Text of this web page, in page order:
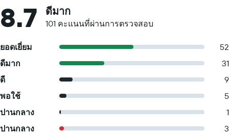
8.7 ดีมาก
101 คะแนนที่ผ่านการตรวจสอบ
ยอดเยี่ยม
52
ดีมาก
31
ดี
9
พอใช้
5
ปานกลาง
1
ปานกลาง
3